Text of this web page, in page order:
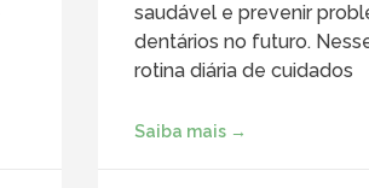
saudável e prevenir
dentários no futuro.
rotina diária de cuidados
Saiba mais →